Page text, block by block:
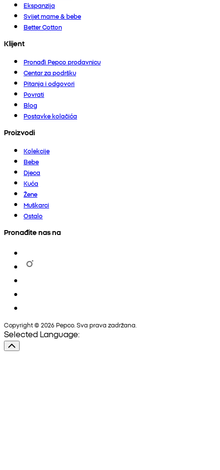
Ekspanzija
Svijet mame & bebe
Better Cotton
Klijent
Pronađi Pepco prodavnicu
Centar za podršku
Pitanja i odgovori
Povrati
Blog
Postavke kolačića
Proizvodi
Kolekcije
Bebe
Djeca
Kuća
Žene
Muškarci
Ostalo
Pronađite nas na
Copyright © 2026 Pepco. Sva prava zadržana.
Selected Language: